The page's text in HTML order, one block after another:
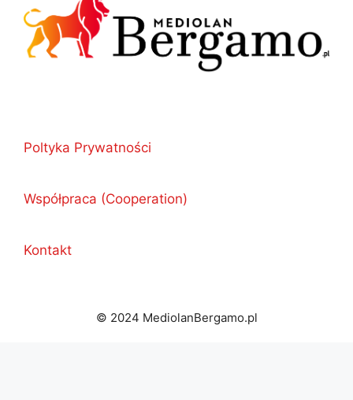
Poltyka Prywatności
Współpraca (Cooperation)
Kontakt
© 2024 MediolanBergamo.pl